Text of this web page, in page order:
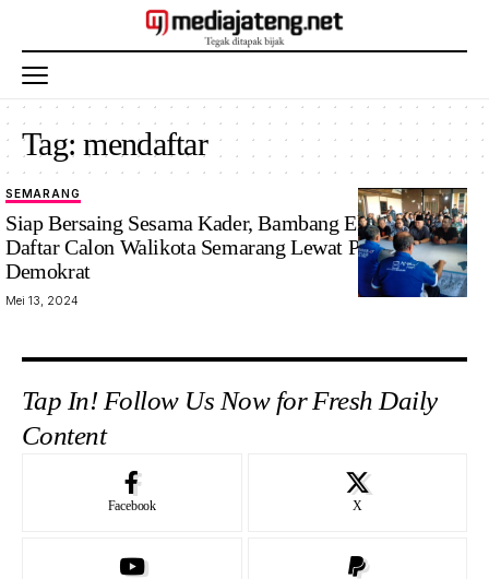
Tag:mendaftar
SEMARANG
Siap Bersaing Sesama Kader, Bambang Eko Purnomo
Daftar Calon Walikota Semarang Lewat Partai
Demokrat
Mei 13, 2024
Tap In! Follow Us Now for Fresh Daily
Content
Facebook X